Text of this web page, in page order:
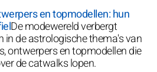
en topmodellen: hun
De modewereld verbergt
in de astrologische thema's van
ontwerpers en topmodellen die
de catwalks lopen.